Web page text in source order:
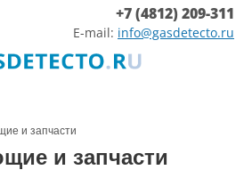
+7 (4812) 209-311
E-mail: info@gasdetecto.ru
и запчасти
и запчасти